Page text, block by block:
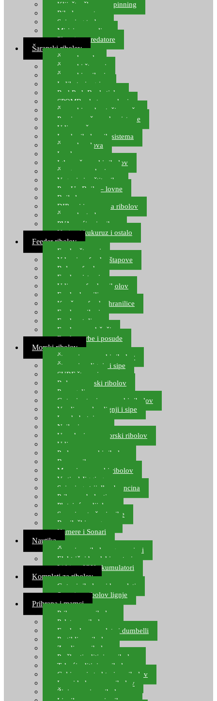
Kliješta, škare za spinning
Ribolov pastrve
Spinning torbe
Mirisi za varalice
Plovci za predatore
Šaranski ribolov
Šaranske role
Šaranski štapovi
Šaranski najloni
Indikatori ugriza
Rod Pod, Banksticks
SPOMB rakete, markeri
Šaranski podmetači, mreže
Pernice za šaranske sisteme
Udice za šarana, amura
Izrada ribolovnih sistema
Šaranska olova
Leadcore
Igle za šaranski ribolov
Špage, upredenice
Vaganje i zaštita ribe
Pop Up Boile – lovne
Boile lovne
DIP-ovi i arome za ribolov
Šaranske torbe
PVA vrećice i pribor
Umjetni kukuruz i ostalo
Feeder ribolov
Feeder štapovi
Vrhovi za feeder štapove
Role za feeder
Feeder sistemi
Udice za feeder ribolov
Feeder hranilice
Kopče za feeder hranilice
Feeder najloni
Feeder stolice
Feeder arm držači
Feeder torbe i posude
Morski ribolov
Štapovi za morski ribolov
Štapovi za lignje i sipe
SURF štapovi
Role za morski ribolov
Parangali
Gotovi setovi za morski ribolov
Varalice za lov lignji i sipe
Lov hobotnice
Najloni za more
Upredenice za morski ribolov
Udice za more
Perle za morski ribolov
Brum prihrana za more
Mamci za morski ribolov
Vertical Jigging
Spinning strijelke, brancina
Pribor za bolentino
Plutajuća odijela
Sonari za traženje ribe
Ronilački program
Kamere i Sonari
Nautika
Čamci za ribolov, gumenjaci
Električni brodski motori
Lithium ION akumulatori
Kompleti za ribolov
Gotovi ribolovni kompleti
Setovi za ribolov lignje
Prihrana i mamci
Prihrana za ribolov
Pelete za ribolov
Feeder lovne pelete i dumbelli
Partikli za ribolov
Zemlja za ribolov
Praškasti aditivi za ribolov
Tekući aditivi za ribolov
Gel i sprej atraktori za ribolov
Lovni kukuruz za ribolov
Živi mamci za ribolov